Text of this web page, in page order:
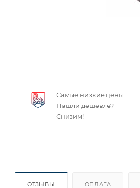
Самые низкие цены
Нашли дешевле?
Снизим!
ОТЗЫВЫ ОПЛАТА